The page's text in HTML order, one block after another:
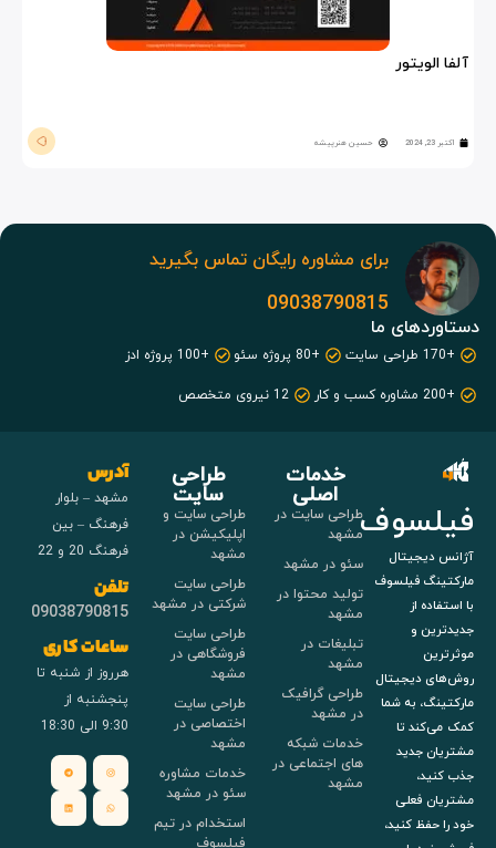
آلفا الویتور
اکتبر 23, 2024 حسین هنرپیشه
برای مشاوره رایگان تماس بگیرید
09038790815
دستاوردهای ما
+170 طراحی سایت +80 پروژه سئو
+100 پروژه ادز
+200 مشاوره کسب و کار
12 نیروی متخصص
فیلسوف
آژانس دیجیتال
مارکتینگ فیلسوف
با استفاده از
جدیدترین و
موثرترین
روش‌های دیجیتال
مارکتینگ، به شما
کمک می‌کند تا
مشتریان جدید
جذب کنید،
مشتریان فعلی
خود را حفظ کنید،
خدمات
اصلی
طراحی سایت در
مشهد
سئو در مشهد
تولید محتوا در
مشهد
تبلیغات در
مشهد
طراحی گرافیک
در مشهد
خدمات شبکه
های اجتماعی در
مشهد
طراحی
سایت
طراحی سایت و
اپلیکیشن در
مشهد
طراحی سایت
شرکتی در مشهد
طراحی سایت
فروشگاهی در
مشهد
طراحی سایت
اختصاصی در
مشهد
خدمات مشاوره
سئو در مشهد
استخدام در تیم
فیلسوف
آدرس
مشهد – بلوار
فرهنگ – بین
فرهنگ 20 و 22
تلفن
09038790815
ساعات کاری
هرروز از شنبه تا
پنجشنبه از
9:30 الی 18:30